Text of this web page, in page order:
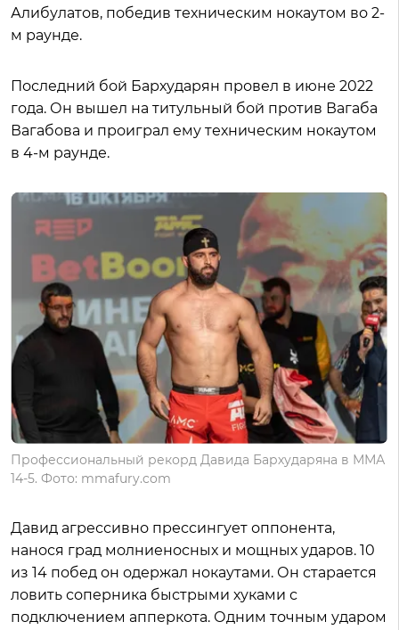
Алибулатов, победив техническим нокаутом во 2-
м раунде.
Последний бой Бархударян провел в июне 2022
года. Он вышел на титульный бой против Вагаба
Вагабова и проиграл ему техническим нокаутом
в 4-м раунде.
Профессиональный рекорд Давида Бархударяна в ММА
14-5. Фото: mmafury.com
Давид агрессивно прессингует оппонента,
нанося град молниеносных и мощных ударов. 10
из 14 побед он одержал нокаутами. Он старается
ловить соперника быстрыми хуками с
подключением апперкота. Одним точным ударом